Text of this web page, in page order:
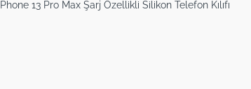
13 Pro Max Şarj Özellikli Silikon Telefon Kılıfı